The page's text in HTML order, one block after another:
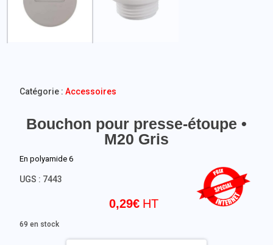
Bouchon pour presse-étoupe •
M20 Gris
0,29€
En polyamide 6
69 en stock
UGS : 7443
Catégorie :Accessoires